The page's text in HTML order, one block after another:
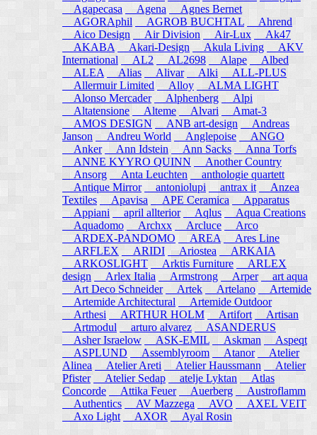
Agapecasa
Agena
Agnes Bernet
AGORAphil
AGROB BUCHTAL
Ahrend
Aico Design
Air Division Air-Lux
Ak47
AKABA
Akari-Design Akula Living
AKV
International
AL2 AL2698 Alape
Albed
ALEA
Alias Alivar Alki
ALL-PLUS
Allermuir Limited
Alloy
ALMA LIGHT
Alonso Mercader
Alphenberg
Alpi
Altatensione
Alteme Alvari
Amat-3
AMOS DESIGN
ANB art-design
Andreas
Janson
Andreu World Anglepoise
ANGO
Anker
Ann Idstein Ann Sacks
Anna Torfs
ANNE KYYRO QUINN
Another Country
Ansorg
Anta Leuchten
anthologie quartett
Antique Mirror
antoniolupi antrax it
Anzea
Textiles
Apavisa APE Ceramica
Apparatus
Appiani
april allterior Aqlus Aqua Creations
Aquadomo
Archxx Arcluce
Arco
ARDEX-PANDOMO
AREA
Ares Line
ARFLEX
ARIDI Ariostea
ARKAIA
ARKOSLIGHT
Arktis Furniture
ARLEX
design
Arlex Italia Armstrong Arper
art aqua
Art Deco Schneider
Artek Artelano
Artemide
Artemide Architectural
Artemide Outdoor
Arthesi
ARTHUR HOLM Artifort
Artisan
Artmodul
arturo alvarez
ASANDERUS
Asher Israelow
ASK-EMIL Askman
Aspeqt
ASPLUND
Assemblyroom Atanor
Atelier
Alinea
Atelier Areti Atelier Haussmann
Atelier
Pfister
Atelier Sedap atelje Lyktan
Atlas
Concorde
Attika Feuer Auerberg
Austroflamm
Authentics
AV Mazzega AVO
AXEL VEIT
Axo Light
AXOR Ayal Rosin